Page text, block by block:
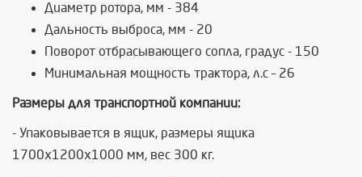
Диаметр ротора, мм - 384
Дальность выброса, мм - 20
Поворот отбрасывающего сопла, градус - 150
Минимальная мощность трактора, л.с – 26
Размеры для транспортной компании:
- Упаковывается в ящик, размеры ящика
1700х1200х1000 мм, вес 300 кг.